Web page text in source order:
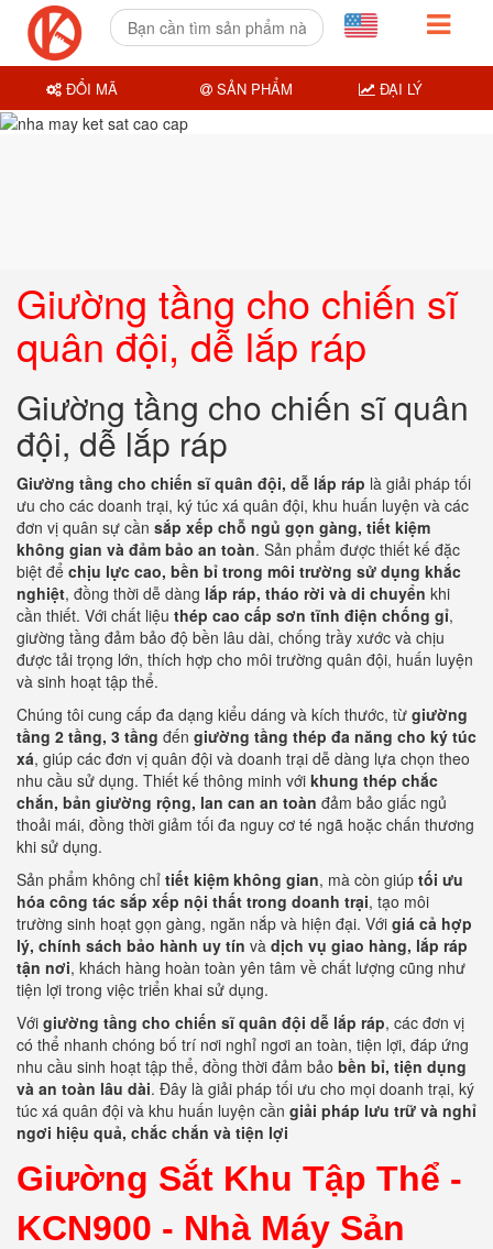
Giường tầng cho chiến sĩ
quân đội, dễ lắp ráp
Giường tầng cho chiến sĩ quân
đội, dễ lắp ráp
Giường tầng cho chiến sĩ quân đội, dễ lắp ráp là giải pháp tối
ưu cho các doanh trại, ký túc xá quân đội, khu huấn luyện và các
đơn vị quân sự cần sắp xếp chỗ ngủ gọn gàng, tiết kiệm
không gian và đảm bảo an toàn. Sản phẩm được thiết kế đặc
biệt để chịu lực cao, bền bỉ trong môi trường sử dụng khắc
nghiệt, đồng thời dễ dàng lắp ráp, tháo rời và di chuyển khi
cần thiết. Với chất liệu thép cao cấp sơn tĩnh điện chống gỉ,
giường tầng đảm bảo độ bền lâu dài, chống trầy xước và chịu
được tải trọng lớn, thích hợp cho môi trường quân đội, huấn luyện
và sinh hoạt tập thể.
Chúng tôi cung cấp đa dạng kiểu dáng và kích thước, từ giường
tầng 2 tầng, 3 tầng đến giường tầng thép đa năng cho ký túc
xá, giúp các đơn vị quân đội và doanh trại dễ dàng lựa chọn theo
nhu cầu sử dụng. Thiết kế thông minh với khung thép chắc
chắn, bản giường rộng, lan can an toàn đảm bảo giấc ngủ
thoải mái, đồng thời giảm tối đa nguy cơ té ngã hoặc chấn thương
khi sử dụng.
Sản phẩm không chỉ tiết kiệm không gian, mà còn giúp tối ưu
hóa công tác sắp xếp nội thất trong doanh trại, tạo môi
trường sinh hoạt gọn gàng, ngăn nắp và hiện đại. Với giá cả hợp
lý, chính sách bảo hành uy tín và dịch vụ giao hàng, lắp ráp
tận nơi, khách hàng hoàn toàn yên tâm về chất lượng cũng như
tiện lợi trong việc triển khai sử dụng.
Với giường tầng cho chiến sĩ quân đội dễ lắp ráp, các đơn vị
có thể nhanh chóng bố trí nơi nghỉ ngơi an toàn, tiện lợi, đáp ứng
nhu cầu sinh hoạt tập thể, đồng thời đảm bảo bền bỉ, tiện dụng
và an toàn lâu dài. Đây là giải pháp tối ưu cho mọi doanh trại, ký
túc xá quân đội và khu huấn luyện cần giải pháp lưu trữ và nghỉ
ngơi hiệu quả, chắc chắn và tiện lợi
Giường Sắt Khu Tập Thể -
KCN900 - Nhà Máy Sản
ĐỔI MÃ SẢN PHẨM ĐẠI LÝ